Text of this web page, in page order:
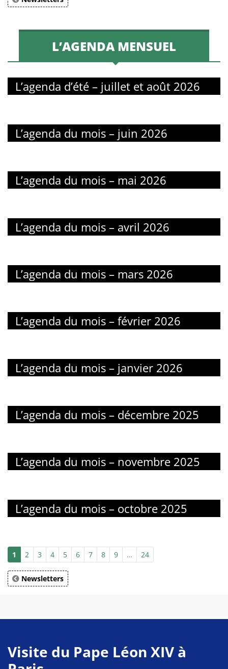
L’AGENDA MENSUEL
L’agenda d’été – juillet et août 2026
L’agenda du mois – juin 2026
L’agenda du mois – mai 2026
L’agenda du mois – avril 2026
L’agenda du mois – mars 2026
L’agenda du mois – février 2026
L’agenda du mois – janvier 2026
L’agenda du mois – décembre 2025
L’agenda du mois – novembre 2025
L’agenda du mois – octobre 2025
1 2 3 4 5 6 7 8 9 … 24
Newsletters
Visite du Pape Léon XIV à